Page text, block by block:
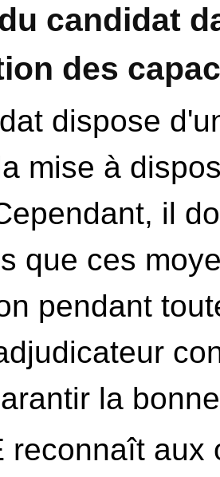
candidat
des
dispose
mise à
il
que ces
pendant
la
reconnaît aux